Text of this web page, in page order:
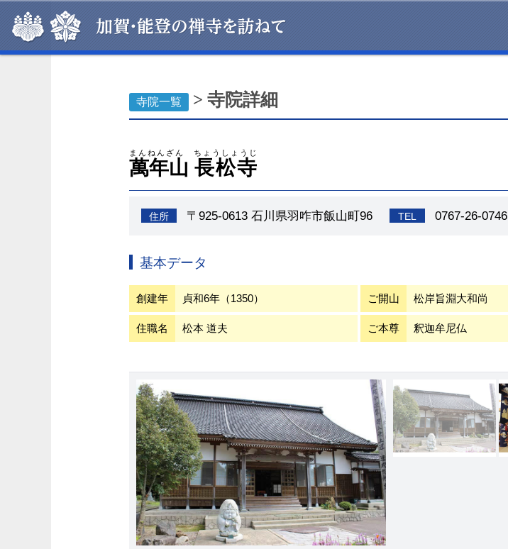
寺院一覧 > 寺院詳細
萬年山
まんねんざん
長松寺
ちょうしょうじ
住所 〒925-0613 石川県羽咋市飯山町96 TEL 0767-26-0746
基本データ
創建年 貞和6年（1350） ご開山 松岸旨淵大和尚
住職名 松本 道夫 ご本尊 釈迦牟尼仏